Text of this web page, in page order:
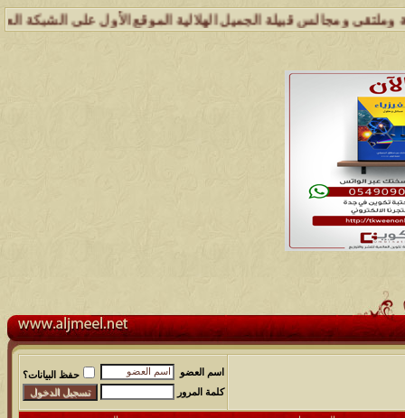
قبيلة الجميل الهلالية الموقع الأول على الشبكة العنكبوتية
اسم العضو
حفظ البيانات؟
كلمة المرور